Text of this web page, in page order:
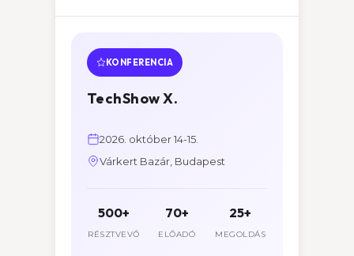
KONFERENCIA
TechShow X.
2026. október 14-15.
Várkert Bazár, Budapest
500+
RÉSZTVEVŐ
70+
ELŐADÓ
25+
MEGOLDÁS